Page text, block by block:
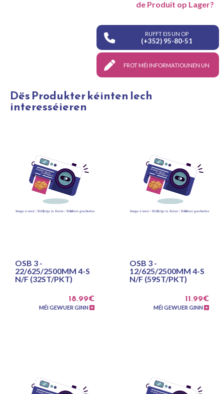
de Produit op Lager?
RUFFT EIS UN OP
(+352) 95-80-51
FROT MÉI INFORMATIOUNEN UN
Dës Produkter kéinten Iech
interesséieren
OSB 3 -
22/625/2500MM 4-S
N/F (32ST/PKT)
18.99€
MÉI GEWUER GINN
OSB 3 -
12/625/2500MM 4-S
N/F (59ST/PKT)
11.99€
MÉI GEWUER GINN